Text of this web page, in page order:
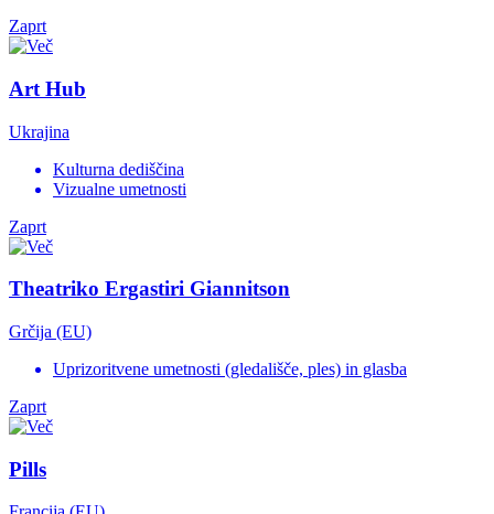
Zaprt
Art Hub
Ukrajina
Kulturna dediščina
Vizualne umetnosti
Zaprt
Theatriko Ergastiri Giannitson
Grčija (EU)
Uprizoritvene umetnosti (gledališče, ples) in glasba
Zaprt
Pills